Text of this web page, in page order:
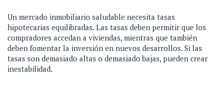
Un mercado inmobiliario saludable necesita tasas
hipotecarias equilibradas. Las tasas deben permitir que los
compradores accedan a viviendas, mientras que también
deben fomentar la inversión en nuevos desarrollos. Si las
tasas son demasiado altas o demasiado bajas, pueden crear
inestabilidad.